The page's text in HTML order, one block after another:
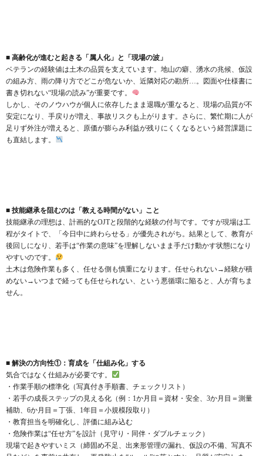
■ 高齢化が進むと起きる「属人化」と「現場の波」
ベテランの経験値は土木の品質を支えています。地山の癖、湧水の兆候、仮設
の組み方、雨の降り方でどこが危ないか、近隣対応の勘所…。図面や仕様書に
書き切れない“現場の読み”が重要です。
しかし、そのノウハウが個人に依存したまま退職が重なると、現場の品質が不
安定になり、手戻りが増え、事故リスクも上がります。さらに、繁忙期に人が
足りず外注が増えると、原価が膨らみ利益が残りにくくなるという経営課題に
も直結します。
■ 技能継承を阻むのは「教える時間がない」こと
技能継承の理想は、計画的なOJTと段階的な経験の付与です。ですが現場は工
程がタイトで、「今日中に終わらせる」が優先されがち。結果として、教育が
後回しになり、若手は“作業の意味”を理解しないまま手だけ動かす状態になり
やすいのです。
土木は危険作業も多く、任せる側も慎重になります。任せられない→経験が積
めない→いつまで経っても任せられない、という悪循環に陥ると、人が育ちま
せん。
■ 解決の方向性①：育成を「仕組み化」する
気合ではなく仕組みが必要です。
・作業手順の標準化（写真付き手順書、チェックリスト）
・若手の成長ステップの見える化（例：1か月目＝資材・安全、3か月目＝測量
補助、6か月目＝丁張、1年目＝小規模段取り）
・教育担当を明確化し、評価に組み込む
・危険作業は“任せ方”を設計（見守り・同伴・ダブルチェック）
現場で起きやすいミス（締固め不足、出来形管理の漏れ、仮設の不備、写真不